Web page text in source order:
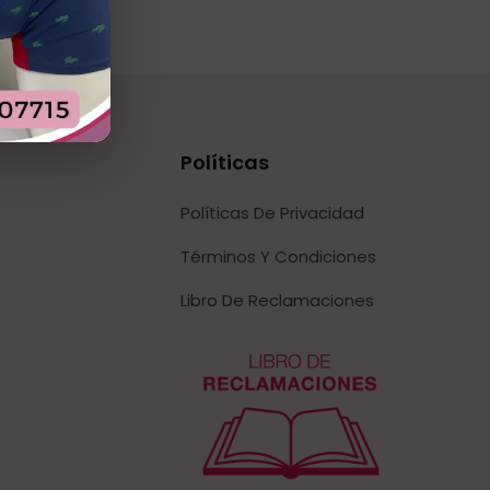
Políticas
Políticas De Privacidad
Términos Y Condiciones
Libro De Reclamaciones